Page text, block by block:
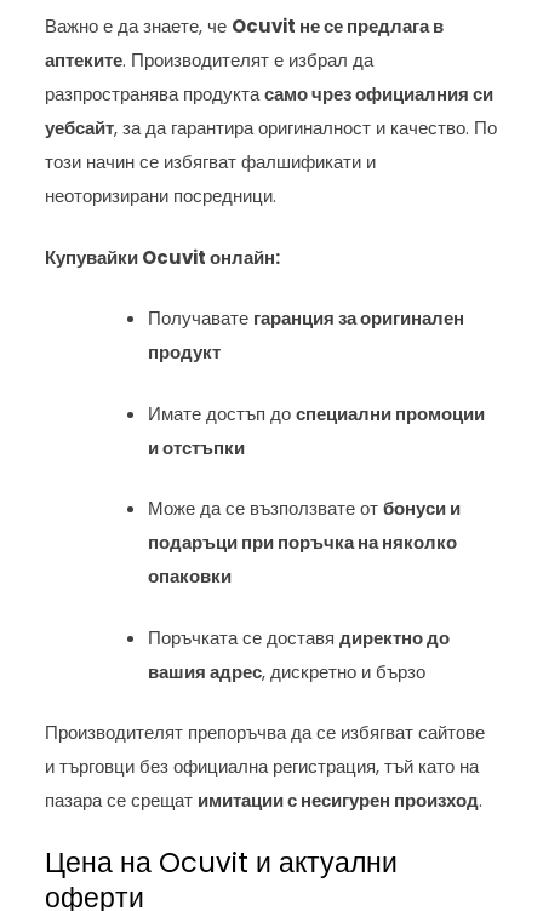
Важно е да знаете, че Ocuvit не се предлага в
аптеките. Производителят е избрал да
разпространява продуктасамо чрез официалния си
уебсайт, за да гарантира оригиналност и качество. По
този начин се избягват фалшификати и
неоторизирани посредници.
Купувайки Ocuvit онлайн:
Получавате гаранция за оригинален
продукт
Имате достъп доспециални промоции
и отстъпки
Може да се възползвате отбонуси и
подаръци при поръчка на няколко
опаковки
Поръчката се доставядиректно до
вашия адрес, дискретно и бързо
Производителят препоръчва да се избягват сайтове
и търговци без официална регистрация, тъй като на
пазара се срещат имитации с несигурен произход.
Цена на Ocuvit и актуални
оферти